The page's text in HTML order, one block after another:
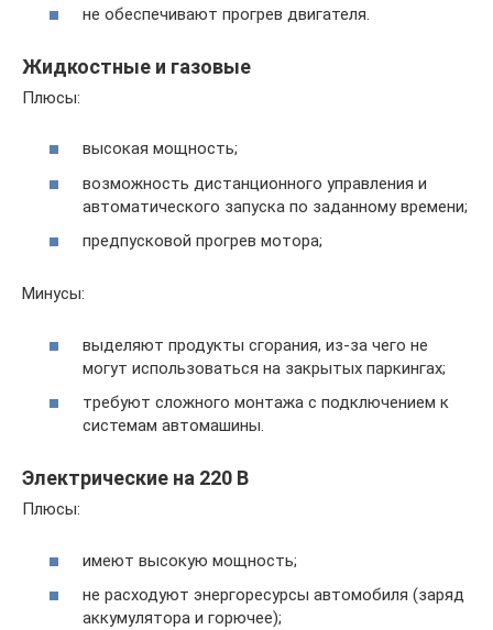
не обеспечивают прогрев двигателя.
Жидкостные и газовые
Плюсы:
высокая мощность;
возможность дистанционного управления и
автоматического запуска по заданному времени;
предпусковой прогрев мотора;
Минусы:
выделяют продукты сгорания, из-за чего не
могут использоваться на закрытых паркингах;
требуют сложного монтажа с подключением к
системам автомашины.
Электрические на 220 В
Плюсы:
имеют высокую мощность;
не расходуют энергоресурсы автомобиля (заряд
аккумулятора и горючее);